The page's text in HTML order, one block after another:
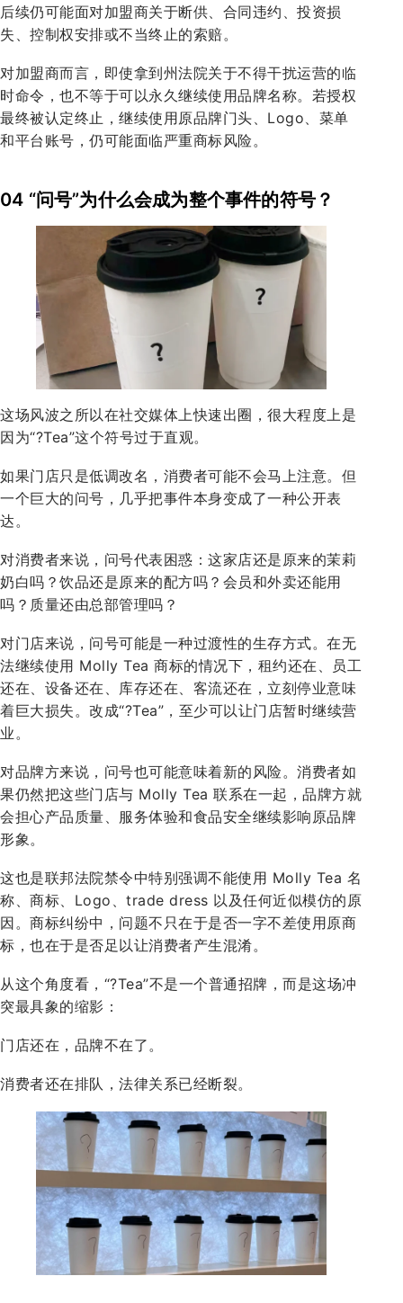
后续仍可能面对加盟商关于断供、合同违约、投资损
失、控制权安排或不当终止的索赔。
对加盟商而言，即使拿到州法院关于不得干扰运营的临
时命令，也不等于可以永久继续使用品牌名称。若授权
最终被认定终止，继续使用原品牌门头、Logo、菜单
和平台账号，仍可能面临严重商标风险。
04 “问号”为什么会成为整个事件的符号？
这场风波之所以在社交媒体上快速出圈，很大程度上是
因为“?Tea”这个符号过于直观。
如果门店只是低调改名，消费者可能不会马上注意。但
一个巨大的问号，几乎把事件本身变成了一种公开表
达。
对消费者来说，问号代表困惑：这家店还是原来的茉莉
奶白吗？饮品还是原来的配方吗？会员和外卖还能用
吗？质量还由总部管理吗？
对门店来说，问号可能是一种过渡性的生存方式。在无
法继续使用 Molly Tea 商标的情况下，租约还在、员工
还在、设备还在、库存还在、客流还在，立刻停业意味
着巨大损失。改成“?Tea”，至少可以让门店暂时继续营
业。
对品牌方来说，问号也可能意味着新的风险。消费者如
果仍然把这些门店与 Molly Tea 联系在一起，品牌方就
会担心产品质量、服务体验和食品安全继续影响原品牌
形象。
这也是联邦法院禁令中特别强调不能使用 Molly Tea 名
称、商标、Logo、trade dress 以及任何近似模仿的原
因。商标纠纷中，问题不只在于是否一字不差使用原商
标，也在于是否足以让消费者产生混淆。
从这个角度看，“?Tea”不是一个普通招牌，而是这场冲
突最具象的缩影：
门店还在，品牌不在了。
消费者还在排队，法律关系已经断裂。